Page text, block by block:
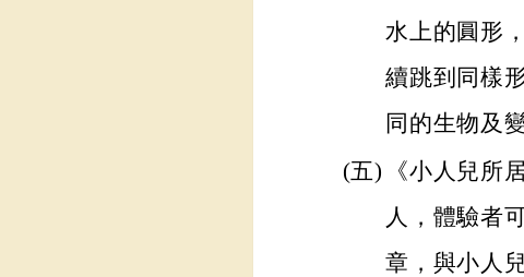
水上的圓形
續跳到同樣
同的生物及
(五)
《小人兒所
人，體驗者
章，與小人